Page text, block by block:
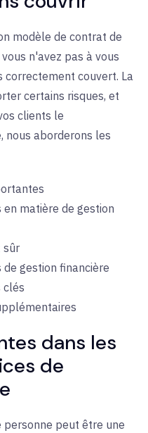
modèle de contrat de
n'avez pas à vous
correctement couvert. La
certains risques, et
clients le
nous aborderons les
matière de gestion
sûr
gestion financière
clés
dans les
de
peut être une